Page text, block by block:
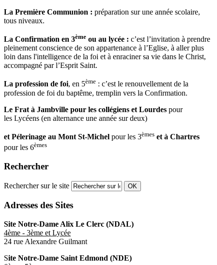
La Première Communion : préparation sur une année scolaire,
tous niveaux.
La Confirmation en 3ème ou au lycée : c’est l’invitation à prendre
pleinement conscience de son appartenance à l’Eglise, à aller plus
loin dans l'intelligence de la foi et à enraciner sa vie dans le Christ,
accompagné par l’Esprit Saint.
La profession de foi, en 5ème : c’est le renouvellement de la
profession de foi du baptême, tremplin vers la Confirmation.
Le Frat à Jambville pour les collégiens et Lourdes pour
les Lycéens (en alternance une année sur deux)
et Pélerinage au Mont St-Michel pour les 3èmes et à Chartres
pour les 6èmes
Rechercher
Rechercher sur le site OK
Adresses des Sites
Site Notre-Dame Alix Le Clerc (NDAL)
4ème - 3ème et Lycée
24 rue Alexandre Guilmant
Site Notre-Dame Saint Edmond (NDE)